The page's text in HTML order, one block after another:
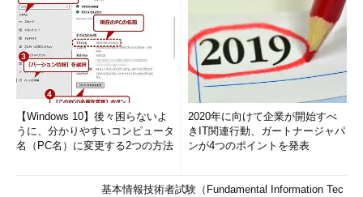
【Windows 10】後々困らないよ
うに、分かりやすいコンピュータ
名（PC名）に変更する2つの方法
2020年に向けて企業が開始すべ
きIT関連行動、ガートナージャパ
ンが4つのポイントを発表
基本情報技術者試験（Fundamental Information Tec